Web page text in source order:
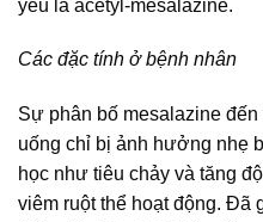
yếu là acetyl-mesalazine.
Các đặc tính ở bệnh nhân
Sự phân bố mesalazine
uống chỉ bị ảnh hưởng nhẹ
học như tiêu chảy và tăng
viêm ruột thể hoạt động. Đã